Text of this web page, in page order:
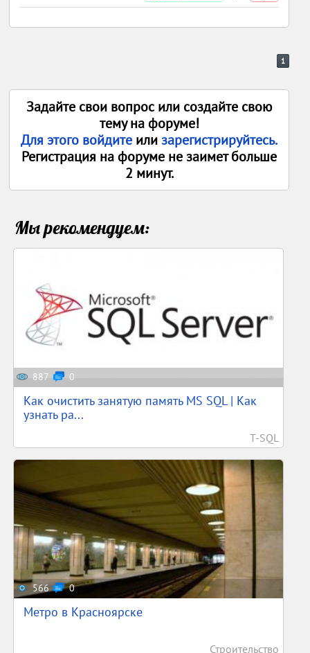
1
Задайте свои вопрос или создайте свою
тему на форуме!
Для этого войдите илизарегистрируйтесь.
Регистрация на форуме не заимет больше
2 минут.
Мы рекомендуем:
887 0
Как очистить занятую память MS SQL | Как
узнать ра...
T-SQL
566 0
Метро в Красноярске
Строительство